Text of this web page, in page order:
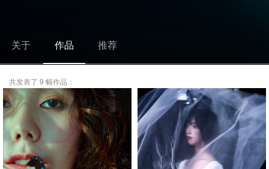
关于 作品 推荐
共发表了 9 幅作品：